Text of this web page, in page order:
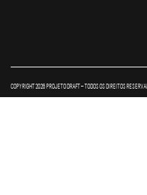
COPYRIGHT 2026 PROJETO DRAFT – TODOS OS DIREITOS